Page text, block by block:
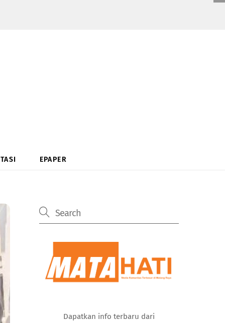
EPAPER
Dapatkan info terbaru dari